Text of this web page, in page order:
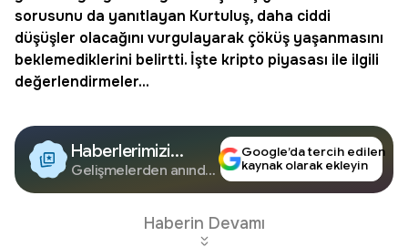
sorusunu da yanıtlayan Kurtuluş, daha ciddi
düşüşler olacağını vurgulayarak çöküş yaşanmasını
beklemediklerini belirtti. İşte kripto piyasası ile ilgili
değerlendirmeler...
Haberlerimizi
Google'da Takip
Edin
Gelişmelerden anında
Google’da tercih edilen
kaynak olarak ekleyin
Haberin Devamı